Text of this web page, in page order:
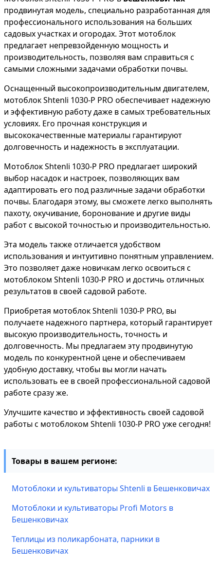
продвинутая модель, специально разработанная для
профессионального использования на больших
садовых участках и огородах. Этот мотоблок
предлагает непревзойденную мощность и
производительность, позволяя вам справиться с
самыми сложными задачами обработки почвы.
Оснащенный высокопроизводительным двигателем,
мотоблок Shtenli 1030-P PRO обеспечивает надежную
и эффективную работу даже в самых требовательных
условиях. Его прочная конструкция и
высококачественные материалы гарантируют
долговечность и надежность в эксплуатации.
Мотоблок Shtenli 1030-P PRO предлагает широкий
выбор насадок и настроек, позволяющих вам
адаптировать его под различные задачи обработки
почвы. Благодаря этому, вы сможете легко выполнять
пахоту, окучивание, боронование и другие виды
работ с высокой точностью и производительностью.
Эта модель также отличается удобством
использования и интуитивно понятным управлением.
Это позволяет даже новичкам легко освоиться с
мотоблоком Shtenli 1030-P PRO и достичь отличных
результатов в своей садовой работе.
Приобретая мотоблок Shtenli 1030-P PRO, вы
получаете надежного партнера, который гарантирует
высокую производительность, точность и
долговечность. Мы предлагаем эту продвинутую
модель по конкурентной цене и обеспечиваем
удобную доставку, чтобы вы могли начать
использовать ее в своей профессиональной садовой
работе сразу же.
Улучшите качество и эффективность своей садовой
работы с мотоблоком Shtenli 1030-P PRO уже сегодня!
Товары в вашем регионе:
Мотоблоки и культиваторы Shtenli в Бешенковичах
Мотоблоки и культиваторы Profi Motors в
Бешенковичах
Теплицы из поликарбоната, парники в
Бешенковичах